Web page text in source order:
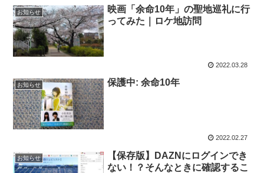
お知らせ
映画「余命10年」の聖地巡礼に行
ってみた｜ロケ地訪問
2022.03.28
お知らせ 保護中: 余命10年
2022.02.27
お知らせ
【保存版】DAZNにログインでき
ない！？そんなときに確認するこ